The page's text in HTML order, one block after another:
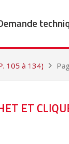
105 à 134)
ET